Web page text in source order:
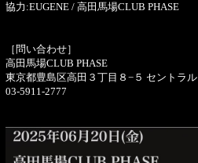
協力:EUGENE / 高田馬場CLUB PHASE
［問い合わせ］
高田馬場CLUB PHASE
東京都豊島区高田３丁目８−５ セントラ
03-5911-2777